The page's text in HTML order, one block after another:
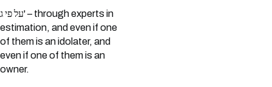
על פי ג' – through experts in
estimation, and even if one
of them is an idolater, and
even if one of them is an
owner.